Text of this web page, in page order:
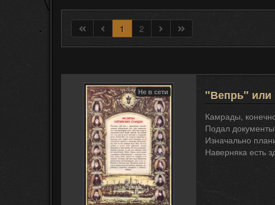
1 2
Не в сети "Вепрь" или
Камрады,
Подал
Изначально
Наверняка есть